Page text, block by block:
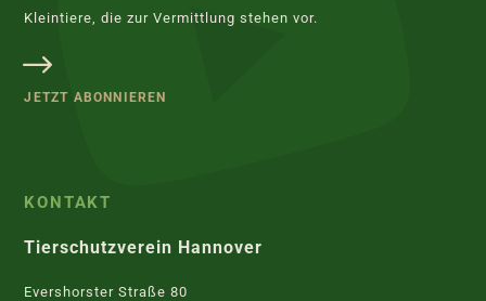
Kleintiere, die zur Vermittlung stehen vor.
JETZT ABONNIEREN
KONTAKT
Tierschutzverein Hannover
Evershorster Straße 80